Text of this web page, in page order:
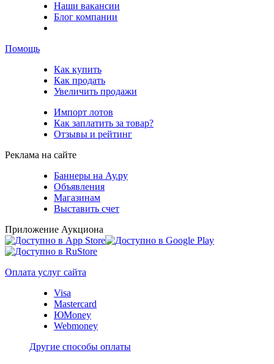
Наши вакансии
Блог компании
Помощь
Как купить
Как продать
Увеличить продажи
Импорт лотов
Как заплатить за товар?
Отзывы и рейтинг
Реклама на сайте
Баннеры на Ау.ру
Объявления
Магазинам
Выставить счет
Приложение Аукциона
Оплата услуг сайта
Visa
Mastercard
ЮMoney
Webmoney
Другие способы оплаты